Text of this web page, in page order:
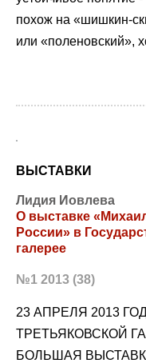
похож на «шишкин-
или «поленовский»,
ВЫСТАВКИ
Лидия Иовлева
О выставке
России» в
галерее
№1 2013 (38)
23 АПРЕЛЯ 2013
ТРЕТЬЯКОВСКОЙ
БОЛЬШАЯ